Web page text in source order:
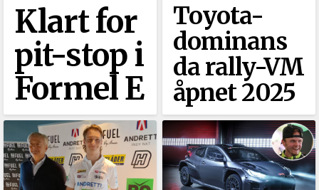
Klart for
pit-stop i
Formel E
Toyota-
dominans
da rally-VM
åpnet 2025